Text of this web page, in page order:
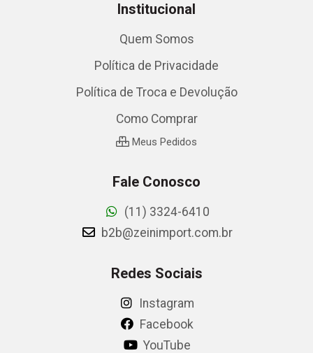
Institucional
Quem Somos
Política de Privacidade
Política de Troca e Devolução
Como Comprar
Meus Pedidos
Fale Conosco
(11) 3324-6410
b2b@zeinimport.com.br
Redes Sociais
Instagram
Facebook
YouTube